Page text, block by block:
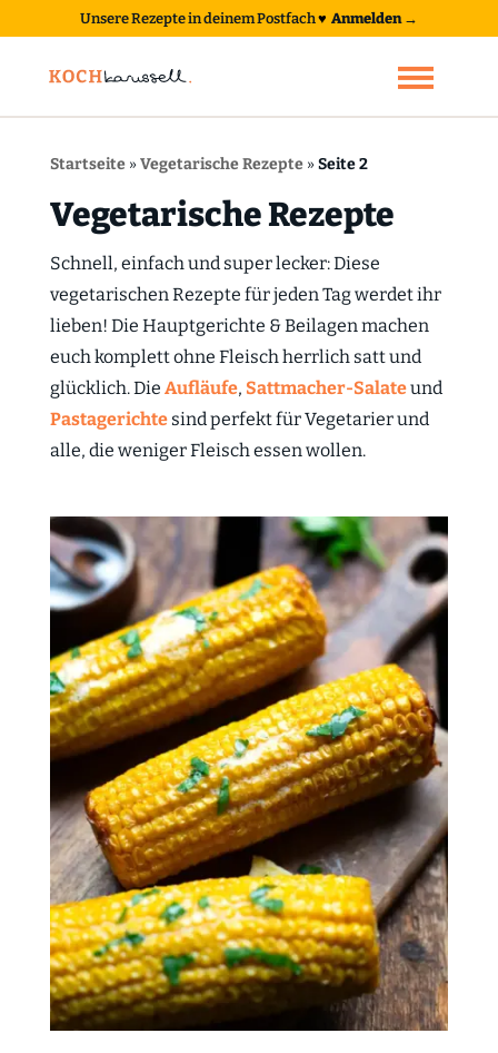
Unsere Rezepte in deinem Postfach♥ Anmelden →
Startseite»Vegetarische Rezepte»Seite 2
Vegetarische Rezepte
Schnell, einfach und super lecker: Diese
vegetarischen Rezepte für jeden Tag werdet ihr
lieben! Die Hauptgerichte & Beilagen machen
euch komplett ohne Fleisch herrlich satt und
glücklich. Die Aufläufe, Sattmacher-Salateund
Pastagerichte sind perfekt für Vegetarier und
alle, die weniger Fleisch essen wollen.